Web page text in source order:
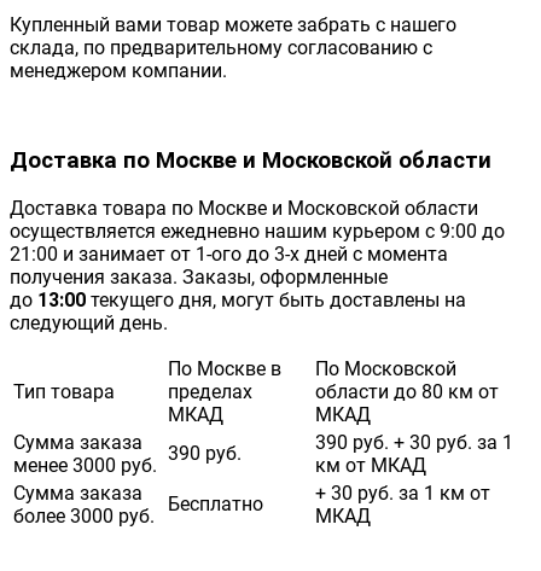
Купленный вами товар можете забрать с нашего
склада, по предварительному согласованию с
менеджером компании.
Доставка по Москве и Московской области
Доставка товара по Москве и Московской области
осуществляется ежедневно нашим курьером с 9:00 до
21:00 и занимает от 1-ого до 3-х дней с момента
получения заказа. Заказы, оформленные
до 13:00 текущего дня, могут быть доставлены на
следующий день.
Тип товара
По Москве в
пределах
МКАД
По Московской
области до 80 км от
МКАД
Сумма заказа
менее 3000 руб.
390 руб.
390 руб. + 30 руб. за 1
км от МКАД
Сумма заказа
более 3000 руб.
Бесплатно
+ 30 руб. за 1 км от
МКАД